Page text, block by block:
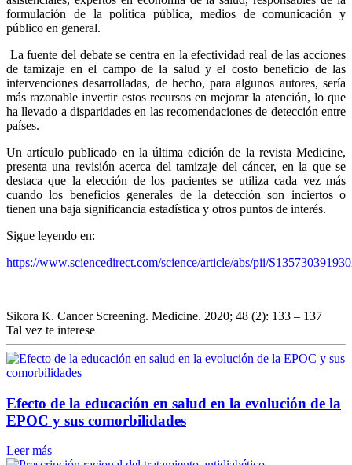
formulación de la política pública, medios de comunicación y
público en general.
La fuente del debate se centra en la efectividad real de las acciones
de tamizaje en el campo de la salud y el costo beneficio de las
intervenciones desarrolladas, de hecho, para algunos autores, sería
más razonable invertir estos recursos en mejorar la atención, lo que
ha llevado a disparidades en las recomendaciones de detección entre
países.
Un artículo publicado en la última edición de la revista Medicine,
presenta una revisión acerca del tamizaje del cáncer, en la que se
destaca que la elección de los pacientes se utiliza cada vez más
cuando los beneficios generales de la detección son inciertos o
tienen una baja significancia estadística y otros puntos de interés.
Sigue leyendo en:
https://www.sciencedirect.com/science/article/abs/pii/
Sikora K. Cancer Screening. Medicine. 2020; 48 (2): 133 – 137
Tal vez te interese
Efecto de la educación en salud en la evolución de la
EPOC y sus comorbilidades
Leer más